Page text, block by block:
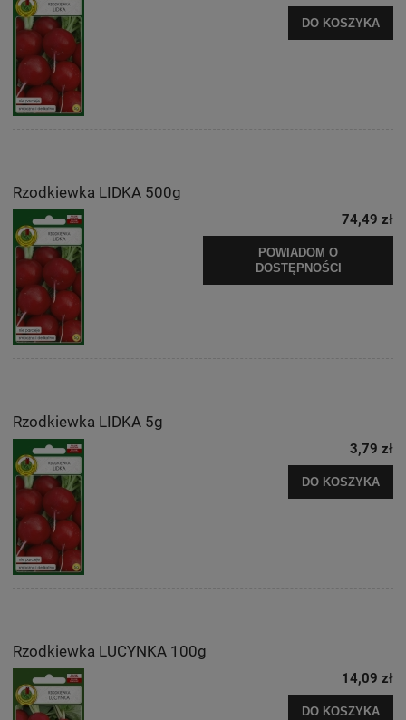
DO KOSZYKA
Rzodkiewka LIDKA 500g
74,49 zł
POWIADOM O
DOSTĘPNOŚCI
Rzodkiewka LIDKA 5g
3,79 zł
DO KOSZYKA
Rzodkiewka LUCYNKA 100g
14,09 zł
DO KOSZYKA